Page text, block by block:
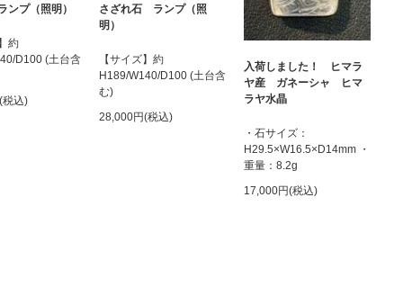
プ（照明）
約
D100 (土台含
税込)
さざれ石 ランプ（照
明）
【サイズ】約
H189/W140/D100 (土台含
む)
28,000円(税込)
入荷しました！ ヒマラ
ヤ産 ガネーシャ ヒマ
ラヤ水晶
・石サイズ：
H29.5×W16.5×D14mm ・
重量：8.2g
17,000円(税込)